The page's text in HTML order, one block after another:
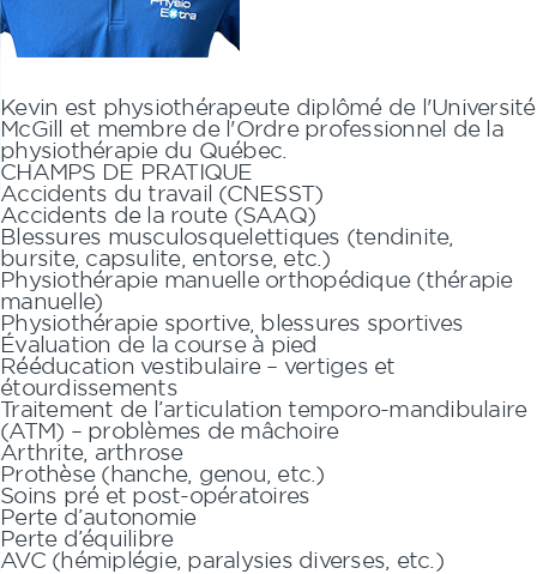
Kevin est physiothérapeute diplômé de l'Université
McGill et membre de l'Ordre professionnel de la
physiothérapie du Québec.
CHAMPS DE PRATIQUE
Accidents du travail (CNESST)
Accidents de la route (SAAQ)
Blessures musculosquelettiques (tendinite,
bursite, capsulite, entorse, etc.)
Physiothérapie manuelle orthopédique (thérapie
manuelle)
Physiothérapie sportive, blessures sportives
Évaluation de la course à pied
Rééducation vestibulaire – vertiges et
étourdissements
Traitement de l’articulation temporo-mandibulaire
(ATM) – problèmes de mâchoire
Arthrite, arthrose
Prothèse (hanche, genou, etc.)
Soins pré et post-opératoires
Perte d’autonomie
Perte d’équilibre
AVC (hémiplégie, paralysies diverses, etc.)